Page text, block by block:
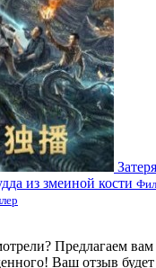
из змеиной кости
Предлагаем
Ваш отзыв будет